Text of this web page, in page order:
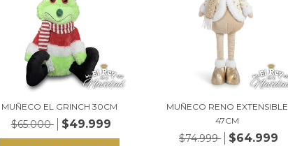
MUÑECO EL GRINCH 30CM
$65.000 $49.999
MUÑECO RENO EXTENSIBLE
47CM
$74.999 $64.999